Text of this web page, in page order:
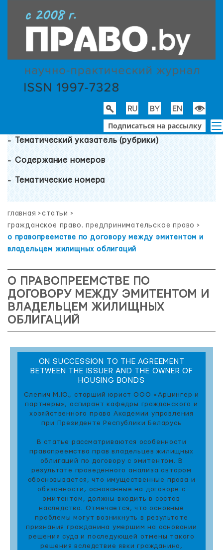
Подписаться на рассылку
Тематический указатель (рубрики)
Содержание номеров
Тематические номера
главная >статьи >
гражданское право. предпринимательское право >
о правопреемстве по договору между эмитентом и
владельцем жилищных облигаций
О ПРАВОПРЕЕМСТВЕ ПО
ДОГОВОРУ МЕЖДУ ЭМИТЕНТОМ И
ВЛАДЕЛЬЦЕМ ЖИЛИЩНЫХ
ОБЛИГАЦИЙ
ON SUCCESSION TO THE AGREEMENT
BETWEEN THE ISSUER AND THE OWNER OF
HOUSING BONDS
Слепич М.Ю., старший юрист ООО «Арцингер и
партнеры», аспирант кафедры гражданского и
хозяйственного права Академии управления
при Президенте Республики Беларусь
В статье рассматриваются особенности
правопреемства прав владельцев жилищных
облигаций по договору с эмитентом. В
результате проведенного анализа автором
обосновывается, что имущественные права и
обязанности, основанные на договоре с
эмитентом, должны входить в состав
наследства. Отмечается, что основные
проблемы могут возникнуть в результате
признания гражданина умершим на основании
решения суда и последующей отмены такого
решения вследствие явки гражданина,